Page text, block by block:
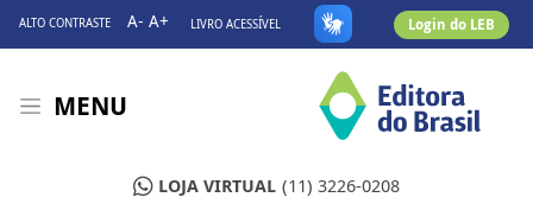
ALTO CONTRASTE A- A+ LIVRO ACESSÍVEL Login do LEB
MENU
LOJA VIRTUAL (11) 3226-0208